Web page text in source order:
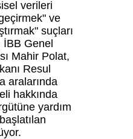
verileri
ve
suçları
Genel
Mahir Polat,
Resul
aralarında
hakkında
yardım